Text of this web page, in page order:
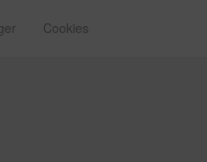
Cookies